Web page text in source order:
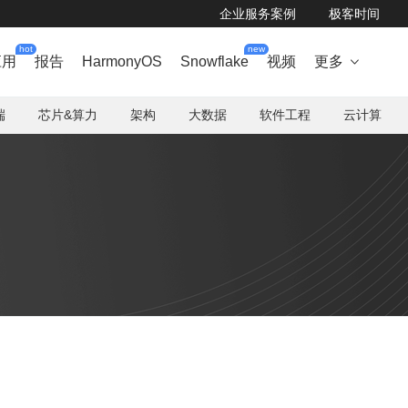
企业服务案例 极客时间
hot
报告 HarmonyOS Snowflake
new
视频 更多 
芯片&算力 架构 大数据 软件工程 云计算